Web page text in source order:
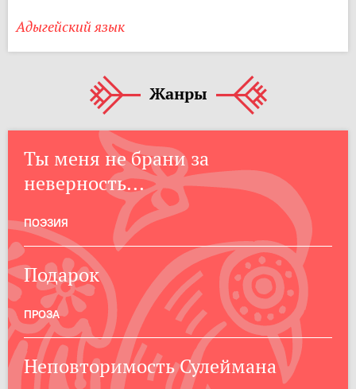
Адыгейский язык
Жанры
Ты меня не брани за
неверность...
ПОЭЗИЯ
Подарок
ПРОЗА
Неповторимость Сулеймана